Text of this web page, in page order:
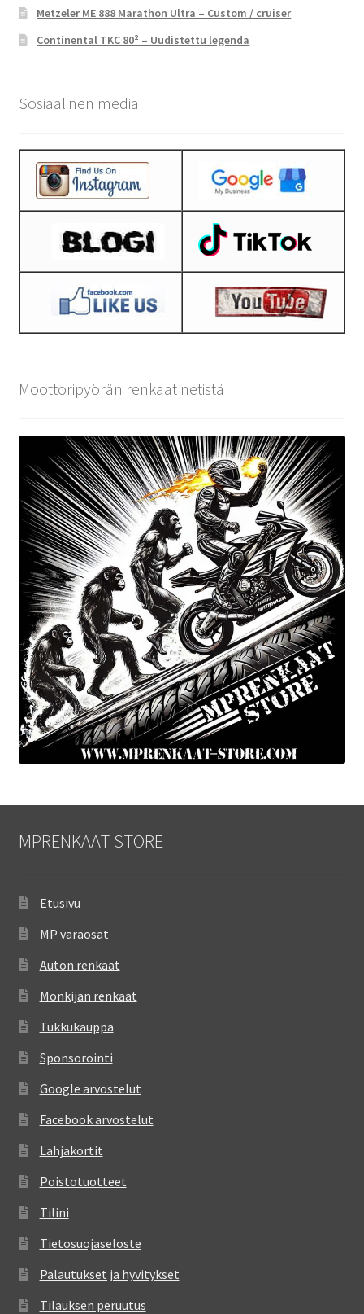
Metzeler ME 888 Marathon Ultra – Custom / cruiser
Continental TKC 80² – Uudistettu legenda
Sosiaalinen media
Moottoripyörän renkaat netistä
MPRENKAAT-STORE
Etusivu
MP varaosat
Auton renkaat
Mönkijän renkaat
Tukkukauppa
Sponsorointi
Google arvostelut
Facebook arvostelut
Lahjakortit
Poistotuotteet
Tilini
Tietosuojaseloste
Palautukset ja hyvitykset
Tilauksen peruutus